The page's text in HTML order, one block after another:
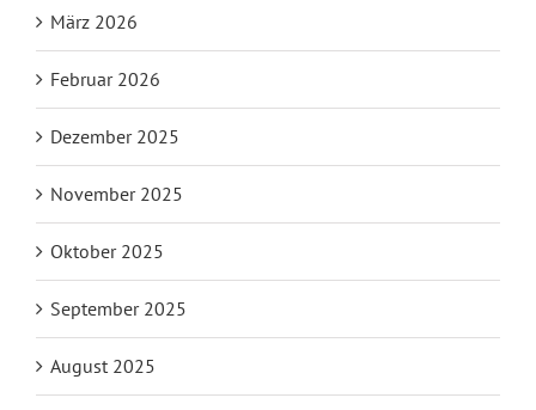
März 2026
Februar 2026
Dezember 2025
November 2025
Oktober 2025
September 2025
August 2025